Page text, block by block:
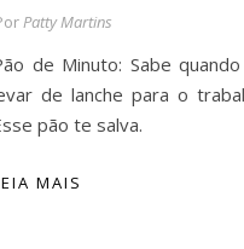
Patty Martins
de Minuto: Sabe
de lanche para o
pão te salva.
MAIS